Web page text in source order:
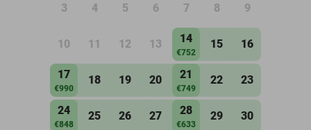
3 4 5 6 7 8 9
10 11 12 13 14
€752
15 16
17
€990
18 19 20 21
€749
22 23
24
€848
25 26 27 28
€633
29 30